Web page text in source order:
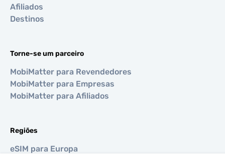
Afiliados
Destinos
Torne-se um parceiro
MobiMatter para Revendedores
MobiMatter para Empresas
MobiMatter para Afiliados
Regiões
eSIM para Europa